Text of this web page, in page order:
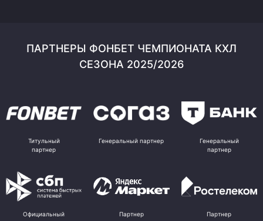
ПАРТНЕРЫ ФОНБЕТ ЧЕМПИОНАТА КХЛ
СЕЗОНА 2025/2026
Титульный
партнер
Генеральный партнер
Генеральный
партнер
Официальный
Партнер Партнер